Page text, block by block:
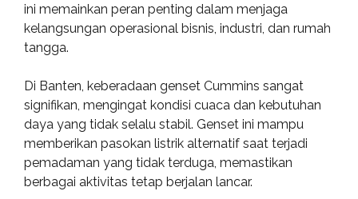
ini memainkan peran penting dalam menjaga
kelangsungan operasional bisnis, industri, dan rumah
tangga.
Di Banten, keberadaan genset Cummins sangat
signifikan, mengingat kondisi cuaca dan kebutuhan
daya yang tidak selalu stabil. Genset ini mampu
memberikan pasokan listrik alternatif saat terjadi
pemadaman yang tidak terduga, memastikan
berbagai aktivitas tetap berjalan lancar.